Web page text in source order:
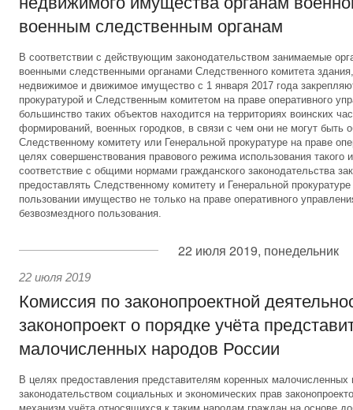
военным следственным органам
В соответствии с действующим законодательством занимаемые
военными следственными органами Следственного комитета
недвижимое и движимое имущество с 1 января 2017 года
прокуратурой и Следственным комитетом на праве оперативного
большинство таких объектов находится на территориях воинских
формирований, военных городков, в связи с чем они не могут быть
Следственному комитету или Генеральной прокуратуре на праве
целях совершенствования правового режима использования такого
соответствие с общими нормами гражданского законодательства
предоставлять Следственному комитету и Генеральной
пользовании имущество не только на праве оперативного
безвозмездного пользования.
22 июля 2019, понедельник
22 июля 2019
Комиссия по законопроектной
законопроект о порядке учёта
малочисленных народов России
В целях предоставления представителям коренных
законодательством социальных и экономических прав